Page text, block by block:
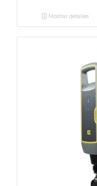
Mostrar detalles